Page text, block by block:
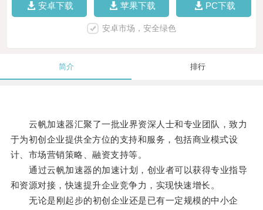
安卓下载 苹果下载 PC下载
安卓市场，安全绿色
简介 排行
云帆加速器汇聚了一批业界资深人士和专业团队，致力
于为初创企业提供全方位的支持和服务，包括商业模式设
计、市场营销策略、融资支持等。
通过云帆加速器的加速计划，创业者可以获得专业指导
和资源对接，快速提升企业竞争力，实现快速增长。
无论是刚起步的初创企业还是已有一定规模的中小企